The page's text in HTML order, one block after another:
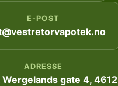
E-POST
ADRESSE
Wergelands gate 4, 4612